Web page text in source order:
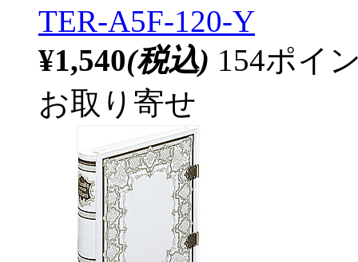
TER-A5F-120-Y
¥1,540(税込) 154ポイ
お取り寄せ